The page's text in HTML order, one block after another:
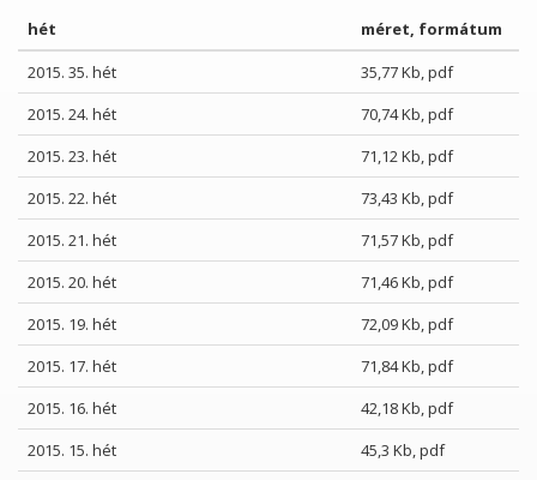
hét
méret, formátum
2015. 35. hét
35,77 Kb, pdf
2015. 24. hét
70,74 Kb, pdf
2015. 23. hét
71,12 Kb, pdf
2015. 22. hét
73,43 Kb, pdf
2015. 21. hét
71,57 Kb, pdf
2015. 20. hét
71,46 Kb, pdf
2015. 19. hét
72,09 Kb, pdf
2015. 17. hét
71,84 Kb, pdf
2015. 16. hét
42,18 Kb, pdf
2015. 15. hét
45,3 Kb, pdf